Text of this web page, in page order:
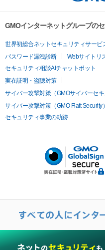
GMOインターネットグループの
世界初総合ネットセキュリティサービ
パスワード漏洩診断
Webサイトリ
セキュリティ相談AIチャットボット
実在証明・盗聴対策
サイバー攻撃対策（GMOサイバーセキ
サイバー攻撃対策（GMO Flatt Security）
セキュリティ事業の軌跡